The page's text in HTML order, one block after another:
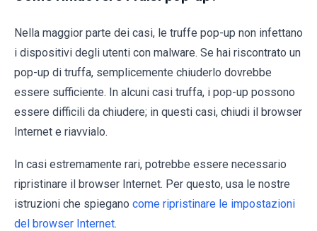
Nella maggior parte dei casi, le truffe pop-up non infettano
i dispositivi degli utenti con malware. Se hai riscontrato un
pop-up di truffa, semplicemente chiuderlo dovrebbe
essere sufficiente. In alcuni casi truffa, i pop-up possono
essere difficili da chiudere; in questi casi, chiudi il browser
Internet e riavvialo.
In casi estremamente rari, potrebbe essere necessario
ripristinare il browser Internet. Per questo, usa le nostre
istruzioni che spiegano come ripristinare le impostazioni
del browser Internet.